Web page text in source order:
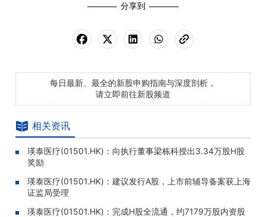
分享到
每日最新、最全的新股申购指南与深度剖析，
请立即前往新股频道
相关资讯
瑛泰医疗(01501.HK)：向执行董事梁栋科授出3.34万股H股
奖励
瑛泰医疗(01501.HK)：建议发行A股，上市前辅导备案获上海
证监局受理
瑛泰医疗(01501.HK)：完成H股全流通，约7179万股内资股